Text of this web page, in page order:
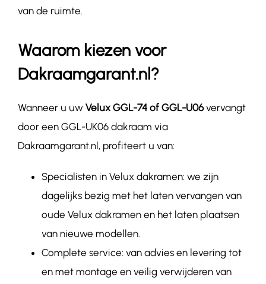
van de ruimte.
Waarom kiezen voor
Dakraamgarant.nl?
Wanneer u uw Velux GGL-74 of GGL-U06vervangt
door een GGL-UK06dakraam via
Dakraamgarant.nl, profiteert u van:
Specialisten in Velux dakramen: we zijn
dagelijks bezig met het laten vervangen van
oude Velux dakramen en het laten plaatsen
van nieuwe modellen.
Complete service: van advies en levering tot
en met montage en veilig verwijderen van